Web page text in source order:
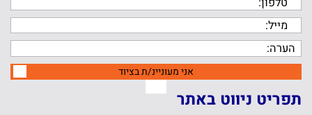
אני מעוניינ/ת בציוד
תפריט ניווט באתר